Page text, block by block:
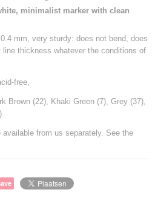
minimalist marker with clean
mm, very sturdy: does not bend, does
thickness whatever the conditions of
free,
Brown (22), Khaki Green (7), Grey (37),
from us separately. See the